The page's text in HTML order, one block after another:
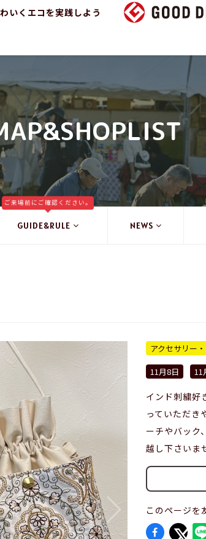
いくエコを実践しよう
GUIDE&RULE
ご来場前にご確認ください。
NEWS
アクセサリー
11月8日
11
インド刺繍好
っていただき
ーチやバック
越し下さいま
このページを